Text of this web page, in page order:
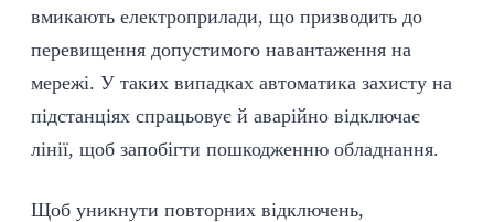
вмикають електроприлади, що призводить до
перевищення допустимого навантаження на
мережі. У таких випадках автоматика захисту на
підстанціях спрацьовує й аварійно відключає
лінії, щоб запобігти пошкодженню обладнання.
Щоб уникнути повторних відключень,